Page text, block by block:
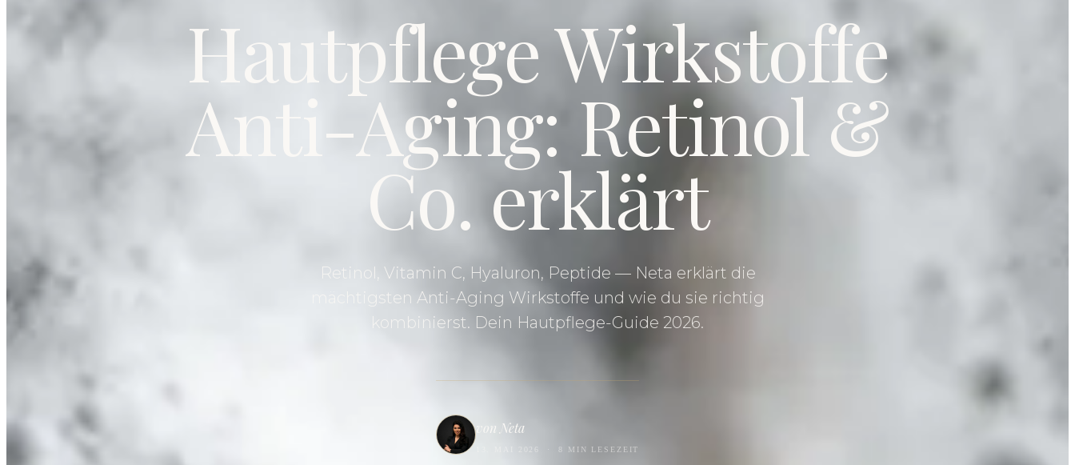
Hautpflege Wirkstoffe
Anti-Aging: Retinol &
Co. erklärt
Retinol, Vitamin C, Hyaluron, Peptide — Neta erklärt die
mächtigsten Anti-Aging Wirkstoffe und wie du sie richtig
kombinierst. Dein Hautpflege-Guide 2026.
von Neta
· 8 MIN LESEZEIT